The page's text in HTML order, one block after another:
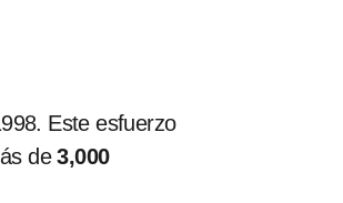
Este esfuerzo
de3,000